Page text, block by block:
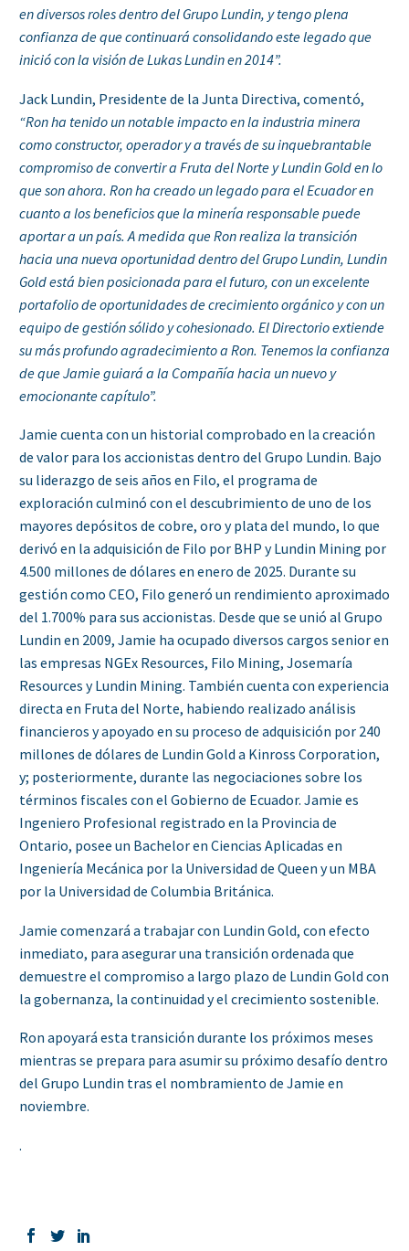
en diversos roles dentro del Grupo Lundin, y tengo plena
confianza de que continuará consolidando este legado que
inició con la visión de Lukas Lundin en 2014”.
Jack Lundin, Presidente de la Junta Directiva, comentó,
“Ron ha tenido un notable impacto en la industria minera
como constructor, operador y a través de su inquebrantable
compromiso de convertir a Fruta del Norte y Lundin Gold en lo
que son ahora. Ron ha creado un legado para el Ecuador en
cuanto a los beneficios que la minería responsable puede
aportar a un país. A medida que Ron realiza la transición
hacia una nueva oportunidad dentro del Grupo Lundin, Lundin
Gold está bien posicionada para el futuro, con un excelente
portafolio de oportunidades de crecimiento orgánico y con un
equipo de gestión sólido y cohesionado. El Directorio extiende
su más profundo agradecimiento a Ron. Tenemos la confianza
de que Jamie guiará a la Compañía hacia un nuevo y
emocionante capítulo”.
Jamie cuenta con un historial comprobado en la creación
de valor para los accionistas dentro del Grupo Lundin. Bajo
su liderazgo de seis años en Filo, el programa de
exploración culminó con el descubrimiento de uno de los
mayores depósitos de cobre, oro y plata del mundo, lo que
derivó en la adquisición de Filo por BHP y Lundin Mining por
4.500 millones de dólares en enero de 2025. Durante su
gestión como CEO, Filo generó un rendimiento aproximado
del 1.700% para sus accionistas. Desde que se unió al Grupo
Lundin en 2009, Jamie ha ocupado diversos cargos senior en
las empresas NGEx Resources, Filo Mining, Josemaría
Resources y Lundin Mining. También cuenta con experiencia
directa en Fruta del Norte, habiendo realizado análisis
financieros y apoyado en su proceso de adquisición por 240
millones de dólares de Lundin Gold a Kinross Corporation,
y; posteriormente, durante las negociaciones sobre los
términos fiscales con el Gobierno de Ecuador. Jamie es
Ingeniero Profesional registrado en la Provincia de
Ontario, posee un Bachelor en Ciencias Aplicadas en
Ingeniería Mecánica por la Universidad de Queen y un MBA
por la Universidad de Columbia Británica.
Jamie comenzará a trabajar con Lundin Gold, con efecto
inmediato, para asegurar una transición ordenada que
demuestre el compromiso a largo plazo de Lundin Gold con
la gobernanza, la continuidad y el crecimiento sostenible.
Ron apoyará esta transición durante los próximos meses
mientras se prepara para asumir su próximo desafío dentro
del Grupo Lundin tras el nombramiento de Jamie en
noviembre.
.